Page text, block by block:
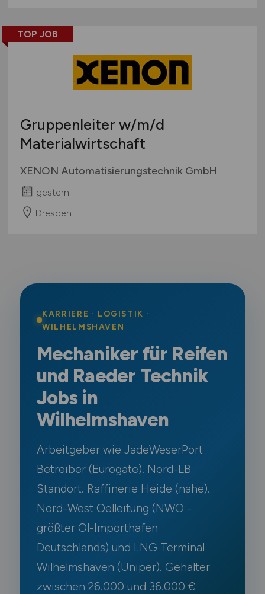
TOP JOB
Gruppenleiter w/m/d
Materialwirtschaft
XENON Automatisierungstechnik GmbH
gestern
Dresden
KARRIERE · LOGISTIK ·
WILHELMSHAVEN
Mechaniker für Reifen
und Raeder Technik
Jobs in
Wilhelmshaven
Arbeitgeber wie JadeWeserPort
Betreiber (Eurogate). Nord-LB
Standort. Raffinerie Heide (nahe).
Nord-West Oelleitung (NWO -
größter Öl-Importhafen
Deutschlands) und LNG Terminal
Wilhelmshaven (Uniper). Gehälter
zwischen 26.000 und 36.000 €